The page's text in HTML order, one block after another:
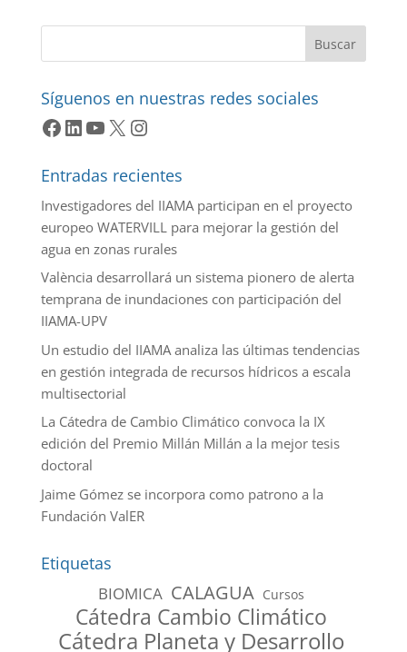
Buscar
Síguenos en nuestras redes sociales
Facebook
LinkedIn
YouTube
X Instagram
Entradas recientes
Investigadores del IIAMA participan en el proyecto
europeo WATERVILL para mejorar la gestión del
agua en zonas rurales
València desarrollará un sistema pionero de alerta
temprana de inundaciones con participación del
IIAMA-UPV
Un estudio del IIAMA analiza las últimas tendencias
en gestión integrada de recursos hídricos a escala
multisectorial
La Cátedra de Cambio Climático convoca la IX
edición del Premio Millán Millán a la mejor tesis
doctoral
Jaime Gómez se incorpora como patrono a la
Fundación ValER
Etiquetas
BIOMICA CALAGUA Cursos
Cátedra Cambio Climático
Cátedra Planeta y Desarrollo